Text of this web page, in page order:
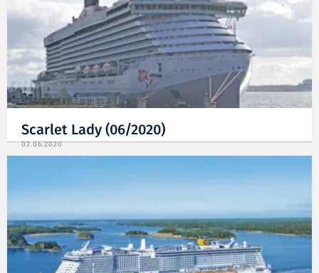
Scarlet Lady (06/2020)
02.06.2020